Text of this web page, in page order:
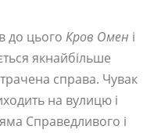
до цього Кров Омен і
якнайбільше
справа. Чувак
на вулицю і
Справедливого і